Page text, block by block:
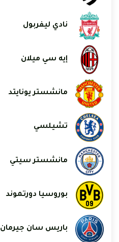
نادي ليفربول
إيه سي ميلان
مانشستر يونايتد
تشيلسي
مانشستر سيتي
بوروسيا دورتموند
باريس سان جيرمان